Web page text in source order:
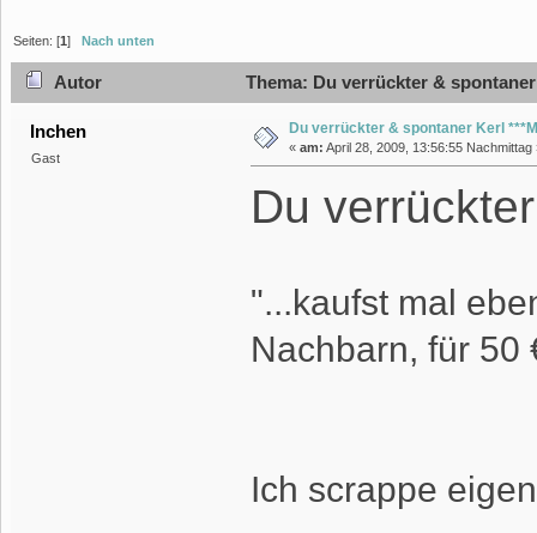
Seiten: [1] Nach unten
Autor Thema: Du verrückter &
Inchen
Gast
Du verrückter & spontaner Kerl
« am: April 28, 2009, 13:56:55 Nachmittag
Du
"...kaufst mal
Nachbarn, für 50
Ich scrappe